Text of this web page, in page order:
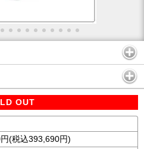
OUT
(税込393,690円)